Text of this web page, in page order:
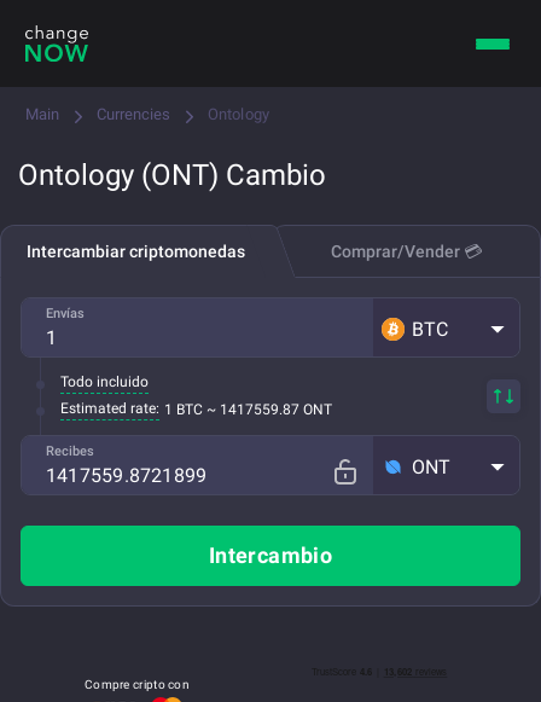
Main Currencies Ontology
Ontology (ONT) Cambio
Intercambiar criptomonedas Comprar/Vender 💳
Envías
BTC
Todo incluido
Estimated rate: 1 BTC ~ 1417559.87 ONT
Recibes
ONT
Intercambio
Compre cripto con